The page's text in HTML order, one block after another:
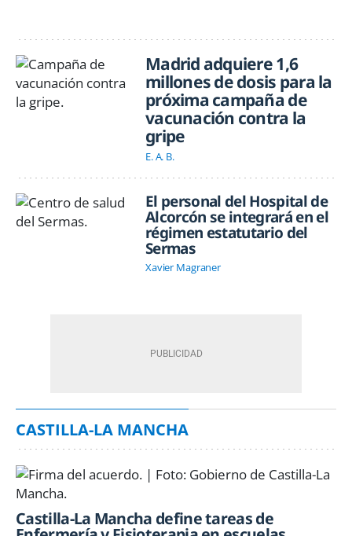
Madrid adquiere 1,6
millones de dosis para la
próxima campaña de
vacunación contra la
gripe
E. A. B.
El personal del Hospital de
Alcorcón se integrará en el
régimen estatutario del
Sermas
Xavier Magraner
CASTILLA-LA MANCHA
Castilla-La Mancha define tareas de